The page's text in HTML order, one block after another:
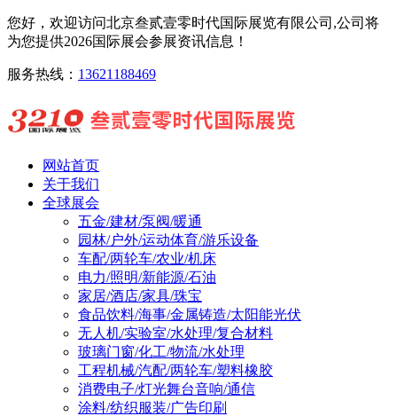
您好，欢迎访问北京叁贰壹零时代国际展览有限公司,公司将
为您提供2026国际展会参展资讯信息！
服务热线： 13621188469
网站首页
关于我们
全球展会
五金/建材/泵阀/暖通
园林/户外/运动体育/游乐设备
车配/两轮车/农业/机床
电力/照明/新能源/石油
家居/酒店/家具/珠宝
食品饮料/海事/金属铸造/太阳能光伏
无人机/实验室/水处理/复合材料
玻璃门窗/化工/物流/水处理
工程机械/汽配/两轮车/塑料橡胶
消费电子/灯光舞台音响/通信
涂料/纺织服装/广告印刷